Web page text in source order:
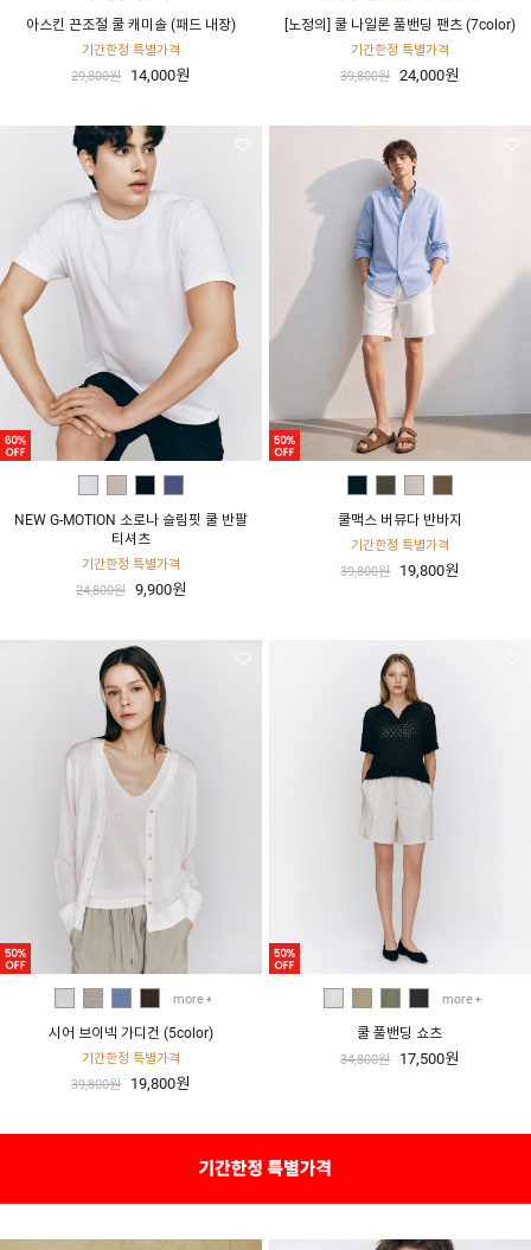
아스킨 끈조절 쿨 캐미솔 (패드 내장)
기간한정 특별가격
29,800원
14,000원
[노정의] 쿨 나일론 풀밴딩 팬츠 (7color)
기간한정 특별가격
39,800원
24,000원
NEW G-MOTION 소로나 슬림핏 쿨 반팔
티셔츠
기간한정 특별가격
24,800원
9,900원
쿨맥스 버뮤다 반바지
기간한정 특별가격
39,800원
19,800원
more
시어 브이넥 가디건 (5color)
기간한정 특별가격
39,800원
19,800원
more
쿨 풀밴딩 쇼츠
34,800원 17,500원